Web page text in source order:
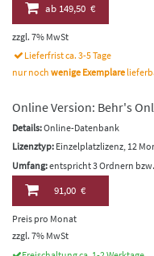
ab149,50 €
zzgl. 7% MwSt
Lieferfrist ca. 3-5 Tage
nur noch wenige Exemplare
Online Version: Behr's
Details:Online-Datenbank
Lizenztyp: Einzelplatzlizenz, 12
Umfang:entspricht 3 Ordnern
91,00 €
Preis pro Monat
zzgl. 7% MwSt